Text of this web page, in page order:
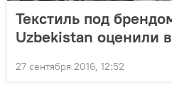
Текстиль под
Uzbekistan оценили
27 сентября 2016, 12:52